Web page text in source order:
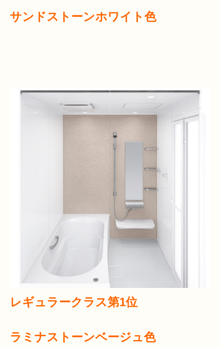
サンドストーンホワイト色
レギュラークラス第1位
ラミナストーンベージュ色